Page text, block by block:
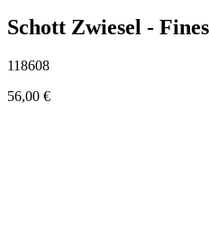
Schott Zwiesel -
118608
56,00 €